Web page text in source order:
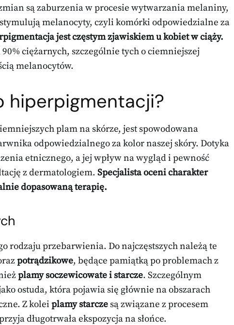
są zaburzenia w procesie wytwarzania melaniny,
melanocyty, czyli komórki odpowiedzialne za
jest częstym zjawiskiem u kobiet w ciąży.
ciężarnych, szczególnie tych o ciemniejszej
melanocytów.
hiperpigmentacji?
plam na skórze, jest spowodowana
odpowiedzialnego za kolor naszej skóry. Dotyka
etnicznego, a jej wpływ na wygląd i pewność
z dermatologiem. Specjalista oceni charakter
dopasowaną terapię.
rodzaju przebarwienia. Do najczęstszych należą te
potrądzikowe, będące pamiątką po problemach z
plamy soczewicowate i starcze. Szczególnym
ostuda, która pojawia się głównie na obszarach
Z kolei plamy starcze są związane z procesem
długotrwała ekspozycja na słońce.